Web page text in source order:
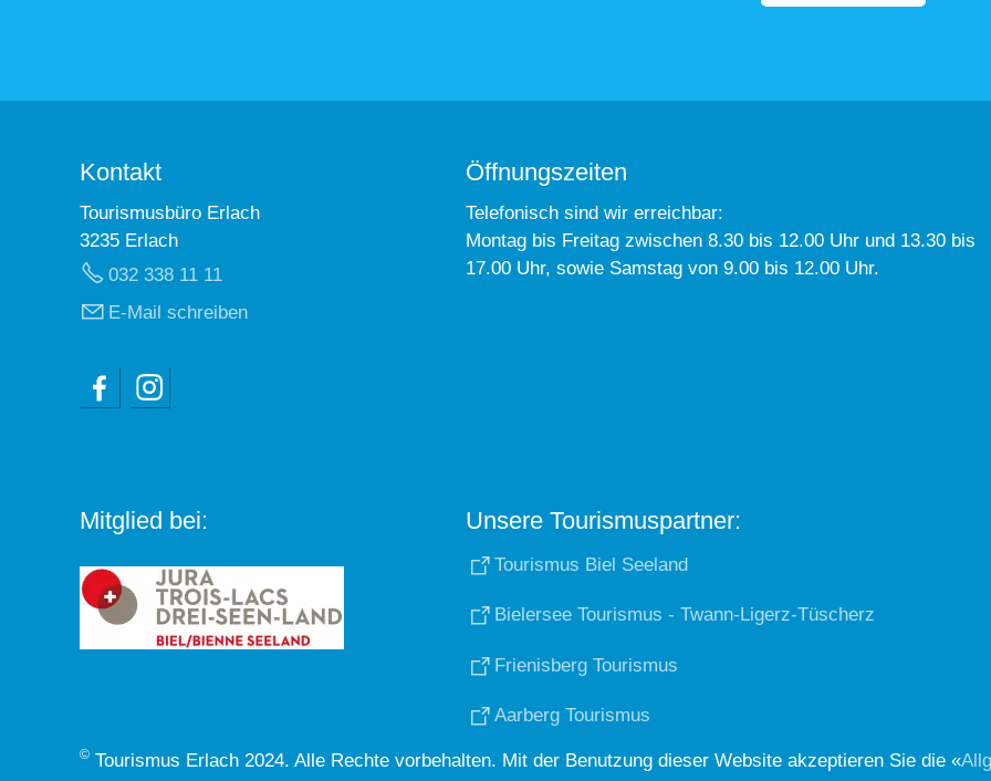
Kontakt
Tourismusbüro Erlach
3235 Erlach
032 338 11 11
E-Mail schreiben
Öffnungszeiten
Telefonisch sind wir erreichbar:
Montag bis Freitag zwischen 8.30 bis 12.00 Uhr und 13.30 bis
17.00 Uhr, sowie Samstag von 9.00 bis 12.00 Uhr.
Mitglied bei: Unsere Tourismuspartner:
Tourismus Biel Seeland
Bielersee Tourismus - Twann-Ligerz-Tüscherz
Frienisberg Tourismus
Aarberg Tourismus
© Tourismus Erlach 2024. Alle Rechte vorbehalten. Mit der Benutzung dieser Website akzeptieren Sie die «